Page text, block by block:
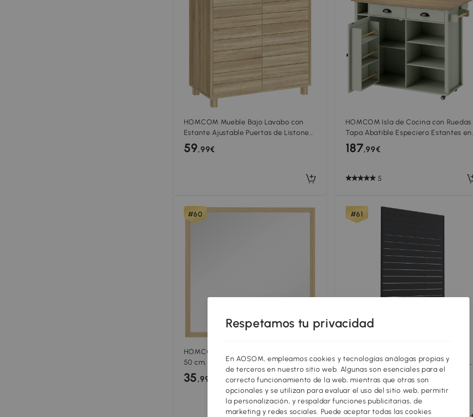
HOMCOM Mueble Bajo Lavabo con
Estante Ajustable Puertas de Listones
y Apertura por Presión para Lavabo
con Pedestal o Pared
59,99€
HOMCOM Isla de Cocina con Ruedas
Tapa Abatible Especiero Estantes en
la Puerta Armario 2 Cajones
117,5x70x91 cm Verde Claro
187,99€
5
#60
HOMCOM Espejo mural cuadrado 50 x
50 cm, marco en madera natural,
ideal para baño, salón o dormitorio
35,99€
#61
HDPE 120x174 cm Biombo Separador
de Ambientes con Soporte Aspecto
de Vetas de Madera Negro
109,99€
Solo quedan 3
Respetamos tu privacidad
En AOSOM, empleamos cookies y tecnologías análogas propias y
de terceros en nuestro sitio web. Algunas son esenciales para el
correcto funcionamiento de la web, mientras que otras son
opcionales y se utilizan para evaluar el uso del sitio web, permitir
la personalización, y respaldar funciones publicitarias, de
marketing y redes sociales. Puede aceptar todas las cookies